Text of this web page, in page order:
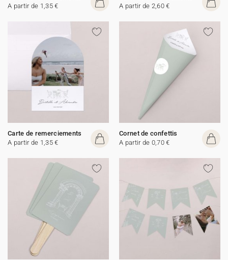
A partir de 1,35 €
A partir de 2,60 €
Carte de remerciements
A partir de 1,35 €
Cornet de confettis
A partir de 0,70 €